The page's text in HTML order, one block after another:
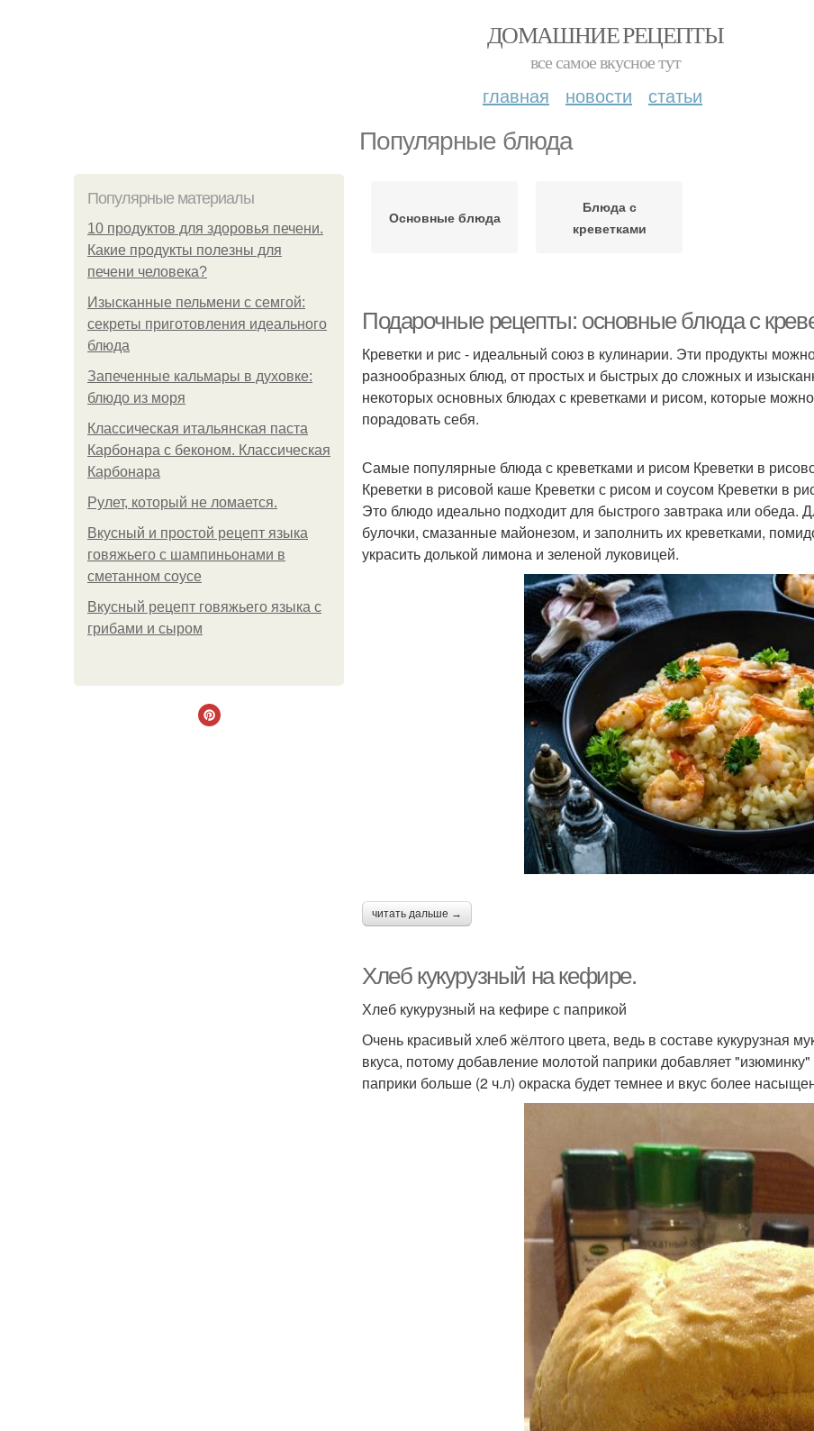
ДОМАШНИЕ РЕЦЕПТЫ
все самое вкусное тут
главная новости статьи
Популярные блюда
Популярные материалы
10 продуктов для здоровья печени.
Какие продукты полезны для
печени человека?
Изысканные пельмени с семгой:
секреты приготовления идеального
блюда
Запеченные кальмары в духовке:
блюдо из моря
Классическая итальянская паста
Карбонара с беконом. Классическая
Карбонара
Рулет, который не ломается.
Вкусный и простой рецепт языка
говяжьего с шампиньонами в
сметанном соусе
Вкусный рецепт говяжьего языка с
грибами и сыром
Основные блюда
Блюда с
креветками
Подарочные рецепты: основные блюда с
Креветки и рис - идеальный союз в кулинарии. Эти продукты
разнообразных блюд, от простых и быстрых до сложных и
некоторых основных блюдах с креветками и рисом, которые
порадовать себя.
Самые популярные блюда с креветками и рисом Креветки в
Креветки в рисовой каше Креветки с рисом и соусом Креветки в
Это блюдо идеально подходит для быстрого завтрака или обеда.
булочки, смазанные майонезом, и заполнить их креветками,
украсить долькой лимона и зеленой луковицей.
читать дальше →
Хлеб кукурузный на кефире.
Хлеб кукурузный на кефире с паприкой
Очень красивый хлеб жёлтого цвета, ведь в составе кукурузная
вкуса, потому добавление молотой паприки добавляет "изюминку"
паприки больше (2 ч.л) окраска будет темнее и вкус более